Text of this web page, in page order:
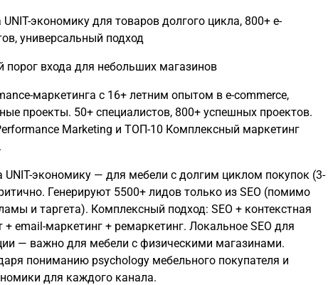
экономику для товаров долгого цикла, 800+ e-
универсальный подход
входа для небольших магазинов
маркетинга с 16+ летним опытом в e-commerce,
проекты. 50+ специалистов, 800+ успешных проектов.
Marketing и ТОП-10 Комплексный маркетинг
UNIT-экономику — для мебели с долгим циклом покупок (3-
Генерируют 5500+ лидов только из SEO (помимо
и таргета). Комплексный подход: SEO + контекстная
+ email-маркетинг + ремаркетинг. Локальное SEO для
— важно для мебели с физическими магазинами.
пониманию psychology мебельного покупателя и
для каждого канала.